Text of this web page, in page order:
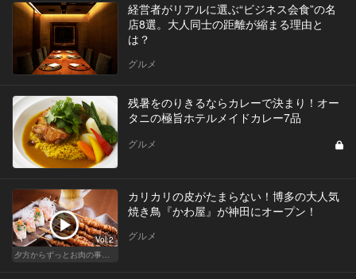
経営者がリアルに選ぶ“ビジネス会食”の名
店8選。大人同士の距離が縮まる理由と
は？
グルメ
残暑をのりきるならカレーで決まり！オー
タニの極旨ホテルメイドカレー7品
グルメ
Vol.2
夕方からずっとお肉の事を考えてる貴方へ
カリカリの皮がたまらない！博多の大人気
焼き鳥『かわ屋』が神田にオープン！
グルメ